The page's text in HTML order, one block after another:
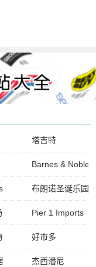
塔吉特
Barnes & Noble
布朗诺圣诞乐园
Pier 1 Imports
好市多
杰西潘尼